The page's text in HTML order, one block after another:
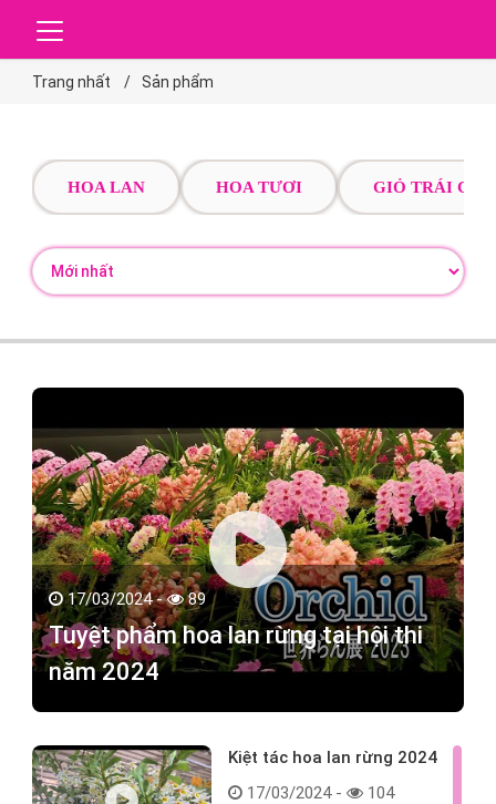
Trang nhất Sản phẩm
HOA LAN HOA TƯƠI GIỎ TRÁI CÂY
17/03/2024 - 89
Tuyệt phẩm hoa lan rừng tại hội thi
năm 2024
Kiệt tác hoa lan rừng 2024
17/03/2024 -
104